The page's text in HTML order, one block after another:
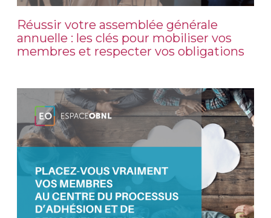
Réussir votre assemblée générale
annuelle : les clés pour mobiliser vos
membres et respecter vos obligations